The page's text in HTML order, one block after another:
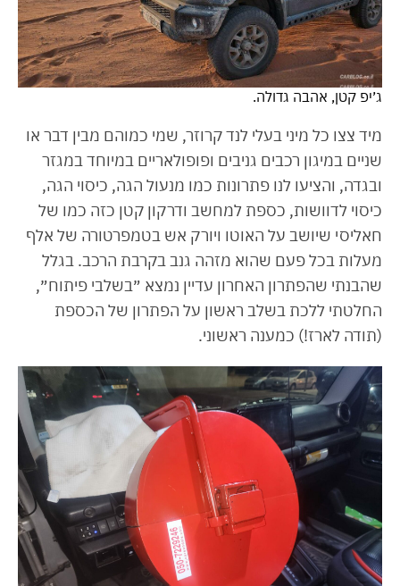
ג׳יפ קטן, אהבה גדולה.
מיד צצו כל מיני בעלי לנד קרוזר, שמי כמוהם מבין דבר או
שניים במיגון רכבים גניבים ופופולאריים במיוחד במגזר
ובגדה, והציעו לנו פתרונות כמו מנעול הגה, כיסוי הגה,
כיסוי לדוושות, כספת למחשב ודרקון קטן כזה כמו של
חאליסי שיושב על האוטו ויורק אש בטמפרטורה של אלף
מעלות בכל פעם שהוא מזהה גנב בקרבת הרכב. בגלל
שהבנתי שהפתרון האחרון עדיין נמצא ״בשלבי פיתוח״,
החלטתי ללכת בשלב ראשון על הפתרון של הכספת
(תודה לארז!) כמענה ראשוני.